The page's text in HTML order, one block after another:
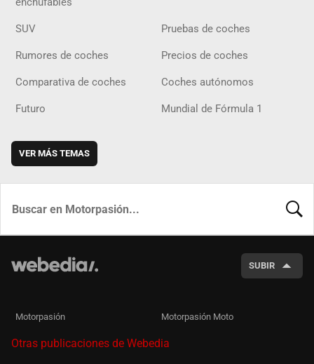
SUV Pruebas de coches
Rumores de coches Precios de coches
Comparativa de coches Coches autónomos
Futuro Mundial de Fórmula 1
VER MÁS TEMAS
SUBIR
Motorpasión Motorpasión Moto
Otras publicaciones de Webedia